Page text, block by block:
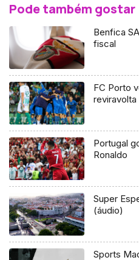
Pode também gostar
Benfica
fiscal
FC Porto
Portugal
Ronaldo
Super
(áudio)
Sports